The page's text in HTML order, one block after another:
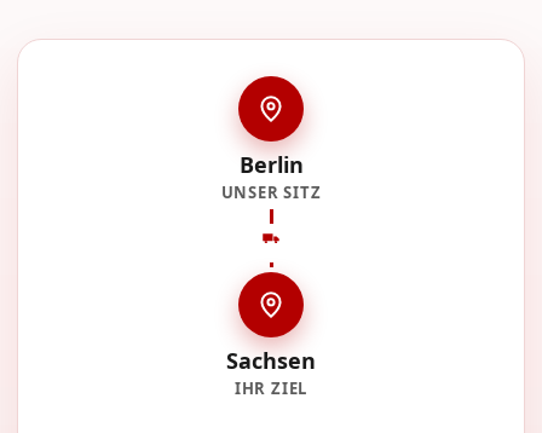
Berlin
UNSER SITZ
Sachsen
IHR ZIEL